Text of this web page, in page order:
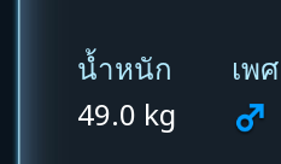
น้ำหนัก
49.0 kg
เพศ